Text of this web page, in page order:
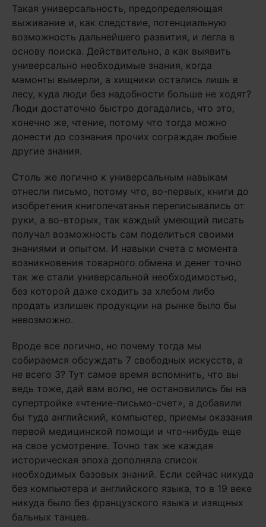
Такая универсальность, предопределяющая
выживание и, как следствие, потенциальную
возможность дальнейшего развития, и легла в
основу поиска. Действительно, а как выявить
универсально необходимые знания, когда
мамонты вымерли, а хищники остались лишь в
лесу, куда люди без надобности больше не ходят?
Люди достаточно быстро догадались, что это,
конечно же, чтение, потому что тогда можно
донести до сознания прочих сограждан любые
другие знания.
Столь же логично к универсальным навыкам
отнесли письмо, потому что, во-первых, книги до
изобретения книгопечатанья переписывались от
руки, а во-вторых, так каждый умеющий писать
получал возможность сам поделиться своими
знаниями и опытом. И навыки счета с момента
возникновения товарного обмена и денег точно
так же стали универсальной необходимостью,
без которой даже сходить за хлебом либо
продать излишек продукции на рынке было бы
невозможно.
Вроде все логично, но почему тогда мы
собираемся обсуждать 7 свободных искусств, а
не всего 3? Тут самое время вспомнить, что вы
ведь тоже, дай вам волю, не остановились бы на
супертройке «чтение-письмо-счет», а добавили
бы туда английский, компьютер, приемы оказания
первой медицинской помощи и что-нибудь еще
на свое усмотрение. Точно так же каждая
историческая эпоха дополняла список
необходимых базовых знаний. Если сейчас никуда
без компьютера и английского языка, то в 19 веке
никуда было без французского языка и изящных
бальных танцев.